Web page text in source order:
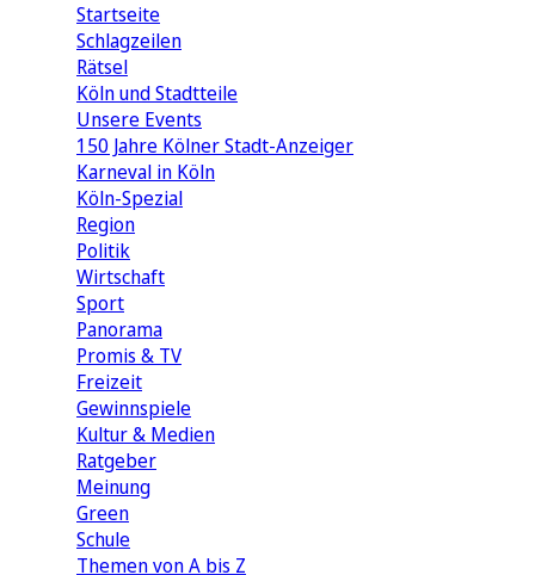
Startseite
Schlagzeilen
Rätsel
Köln und Stadtteile
Unsere Events
150 Jahre Kölner Stadt-Anzeiger
Karneval in Köln
Köln-Spezial
Region
Politik
Wirtschaft
Sport
Panorama
Promis & TV
Freizeit
Gewinnspiele
Kultur & Medien
Ratgeber
Meinung
Green
Schule
Themen von A bis Z